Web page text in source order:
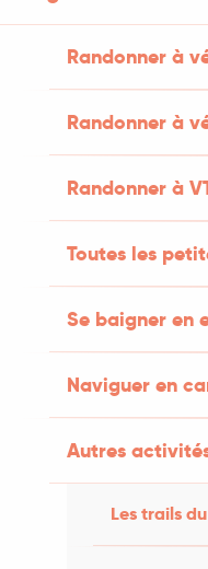
Randonner à
Randonner à
Randonner à
Toutes les
Se baigner en
Naviguer en
Autres
Les trails
dans le site
écouter un opéra
Céré ou encore
pendant Lot of
mettre à l’aise en
sensorielles
À